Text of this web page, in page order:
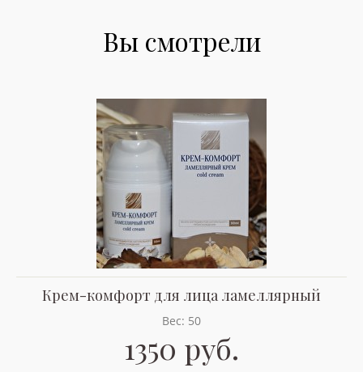
Вы смотрели
Крем-комфорт для лица ламеллярный
Вес: 50
1350 руб.